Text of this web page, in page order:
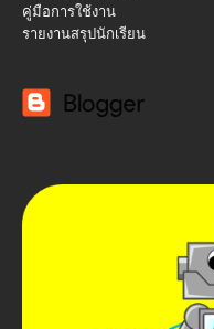
คู่มือการใช้งาน
รายงานสรุปนักเรียน